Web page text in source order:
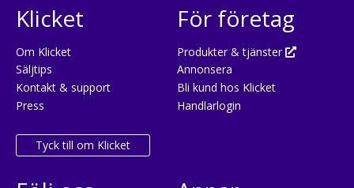
Klicket
Om Klicket
Säljtips
Kontakt & support
Press
Tyck till om Klicket
För företag
Produkter & tjänster
Annonsera
Bli kund hos Klicket
Handlarlogin